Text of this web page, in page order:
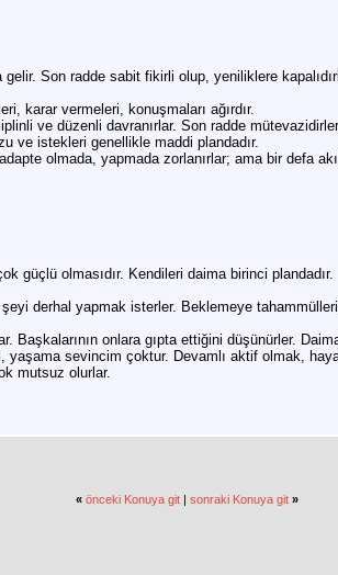
Son radde sabit fikirli olup, yeniliklere
karar vermeleri, konuşmaları ağırdır.
ve düzenli davranırlar. Son radde
ve istekleri genellikle maddi plandadır.
olmada, yapmada zorlanırlar; ama bir defa
güçlü olmasıdır. Kendileri daima birinci plandadır.
şeyi derhal yapmak isterler. Beklemeye
Başkalarının onlara gıpta ettiğini düşünürler.
yaşama sevincim çoktur. Devamlı aktif olmak,
mutsuz olurlar.
« önceki Konuya git| sonraki Konuya git »